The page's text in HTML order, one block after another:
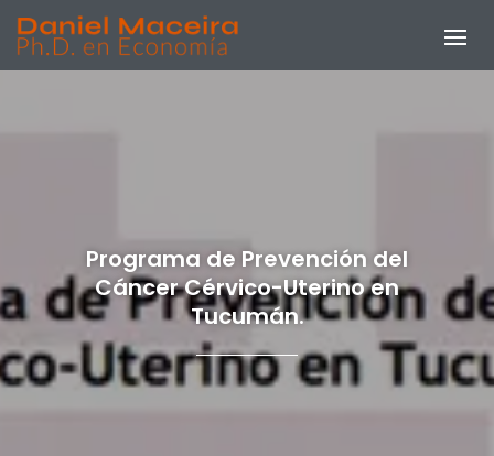
Programa de Prevención del
Cáncer Cérvico-Uterino en
Tucumán.